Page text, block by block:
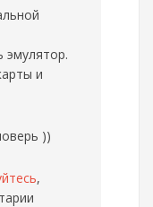
эмулятор.
и
))
,